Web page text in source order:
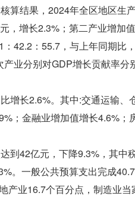
算结果，2024年全区地区生
，增长2.3%；第二产业增加
42.2：55.7，与上年同期比
业分别对GDP增长贡献率
增长2.6%。其中:交通运输
；金融业增加值增长4.6%
到42亿元，下降9.3%，其中
。一般公共预算支出完成
产业16.7个百分点，制造业